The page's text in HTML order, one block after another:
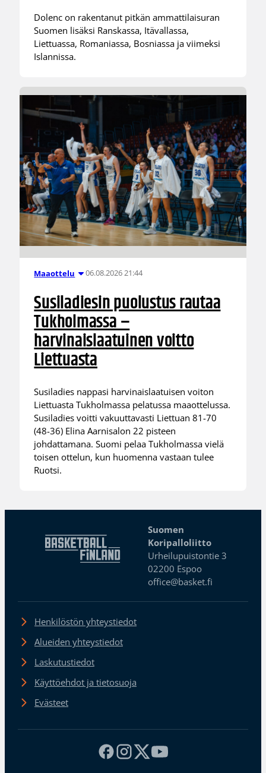
Dolenc on rakentanut pitkän ammattilaisuran
Suomen lisäksi Ranskassa, Itävallassa,
Liettuassa, Romaniassa, Bosniassa ja viimeksi
Islannissa.
Maaottelu 06.08.2026 21:44
Susiladiesin puolustus rautaa
Tukholmassa –
harvinaislaatuinen voitto
Liettuasta
Susiladies nappasi harvinaislaatuisen voiton
Liettuasta Tukholmassa pelatussa maaottelussa.
Susiladies voitti vakuuttavasti Liettuan 81-70
(48-36) Elina Aarnisalon 22 pisteen
johdattamana. Suomi pelaa Tukholmassa vielä
toisen ottelun, kun huomenna vastaan tulee
Ruotsi.
Suomen
Koripalloliitto
Urheilupuistontie 3
02200 Espoo
office@basket.fi
Henkilöstön yhteystiedot
Alueiden yhteystiedot
Laskutustiedot
Käyttöehdot ja tietosuoja
Evästeet